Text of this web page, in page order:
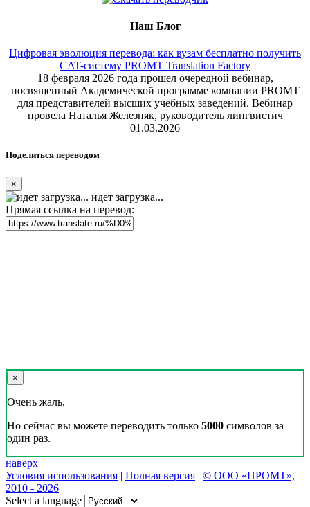
Наш Блог
Цифровая эволюция перевода: как вузам бесплатно получить
CAT-систему PROMT Translation Factory
18 февраля 2026 года прошел очередной вебинар,
посвященный Академической программе компании PROMT
для представителей высших учебных заведений. Вебинар
провела Наталья Железняк, руководитель лингвистич
01.03.2026
Поделиться переводом
×
идет загрузка...
Прямая ссылка на перевод:
×
Очень жаль,
Но сейчас вы можете переводить только 5000 символов за
один раз.
наверх
Условия использования | Полная версия | © ООО «ПРОМТ»,
2010 - 2026
Select a language